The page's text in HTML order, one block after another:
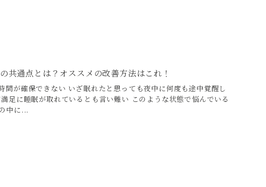
共通点とは？オススメの改善方法はこれ！
間が確保できない いざ眠れたと思っても夜中に何度も途中覚醒し
足に睡眠が取れているとも言い難い このような状態で悩んでいる
中に...